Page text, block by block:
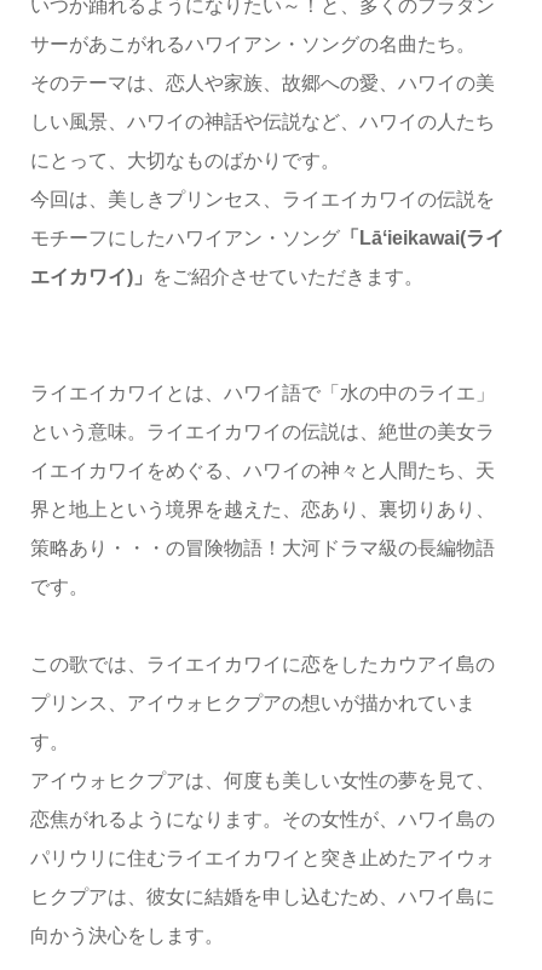
いつか踊れるようになりたい～！と、多くのフラダン
サーがあこがれるハワイアン・ソングの名曲たち。
そのテーマは、恋人や家族、故郷への愛、ハワイの美
しい風景、ハワイの神話や伝説など、ハワイの人たち
にとって、大切なものばかりです。
今回は、美しきプリンセス、ライエイカワイの伝説を
モチーフにしたハワイアン・ソング「Lāʻieikawai(ライ
エイカワイ)」
をご紹介させていただきます。
ライエイカワイとは、ハワイ語で「水の中のライエ」
という意味。ライエイカワイの伝説は、絶世の美女ラ
イエイカワイをめぐる、ハワイの神々と人間たち、天
界と地上という境界を越えた、恋あり、裏切りあり、
策略あり・・・の冒険物語！大河ドラマ級の長編物語
です。
この歌では、ライエイカワイに恋をしたカウアイ島の
プリンス、アイウォヒクプアの想いが描かれていま
す。
アイウォヒクプアは、何度も美しい女性の夢を見て、
恋焦がれるようになります。その女性が、ハワイ島の
パリウリに住むライエイカワイと突き止めたアイウォ
ヒクプアは、彼女に結婚を申し込むため、ハワイ島に
向かう決心をします。